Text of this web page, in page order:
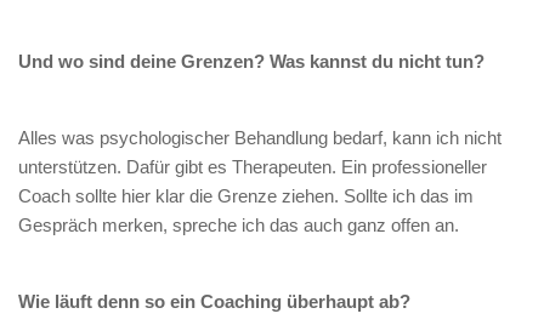
Und wo sind deine Grenzen? Was kannst du nicht tun?
Alles was psychologischer Behandlung bedarf, kann ich nicht
unterstützen. Dafür gibt es Therapeuten. Ein professioneller
Coach sollte hier klar die Grenze ziehen. Sollte ich das im
Gespräch merken, spreche ich das auch ganz offen an.
Wie läuft denn so ein Coaching überhaupt ab?